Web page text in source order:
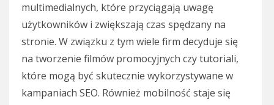
multimedialnych, które przyciągają uwagę
użytkowników i zwiększają czas spędzany na
stronie. W związku z tym wiele firm decyduje się
na tworzenie filmów promocyjnych czy tutoriali,
które mogą być skutecznie wykorzystywane w
kampaniach SEO. Również mobilność staje się